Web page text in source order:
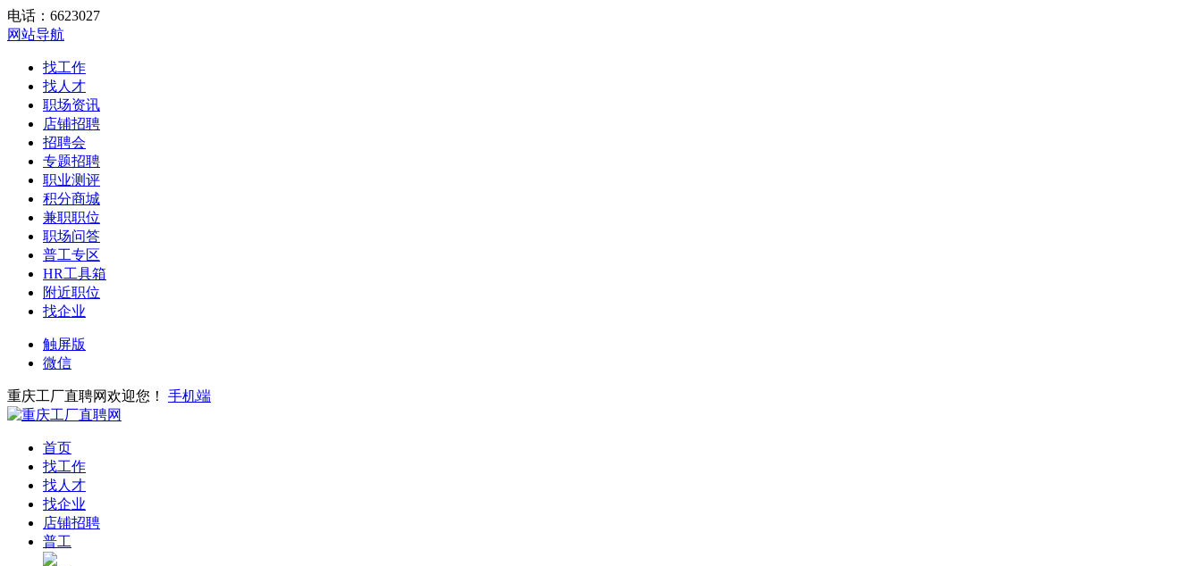
电话：6623027
网站导航
找工作
找人才
职场资讯
店铺招聘
招聘会
专题招聘
职业测评
积分商城
兼职职位
职场问答
普工专区
HR工具箱
附近职位
找企业
触屏版
微信
重庆工厂直聘网欢迎您！ 手机端
首页
找工作
找人才
找企业
店铺招聘
普工